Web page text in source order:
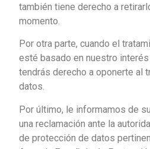
también tiene derecho a
momento.
Por otra parte, cuando el
esté basado en nuestro
tendrás derecho a oponerte al
datos.
Por último, le informamos de
una reclamación ante la
de protección de datos